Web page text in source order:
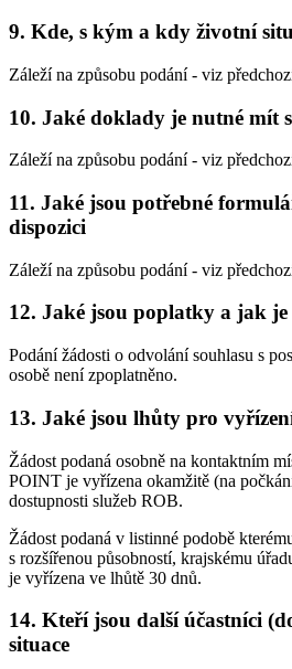
9. Kde, s kým a kdy životní
Záleží na způsobu podání - viz
10. Jaké doklady je nutné mít
Záleží na způsobu podání - viz
11. Jaké jsou potřebné
dispozici
Záleží na způsobu podání - viz
12. Jaké jsou poplatky a jak
Podání žádosti o odvolání souhlasu s
osobě není zpoplatněno.
13. Jaké jsou lhůty pro
Žádost podaná osobně na kontaktním
POINT je vyřízena okamžitě (na
dostupnosti služeb ROB.
Žádost podaná v listinné podobě
s rozšířenou působností, krajskému
je vyřízena ve lhůtě 30 dnů.
14. Kteří jsou další účastníci
situace